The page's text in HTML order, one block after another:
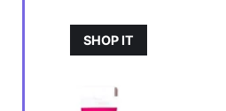
SHOP IT